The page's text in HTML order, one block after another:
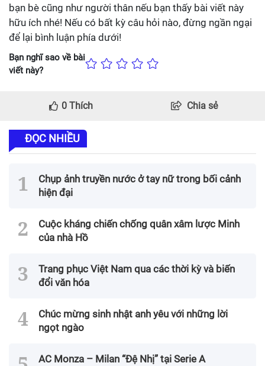
bạn bè cũng như người thân nếu bạn thấy bài viết này
hữu ích nhé! Nếu có bất kỳ câu hỏi nào, đừng ngần ngại
để lại bình luận phía dưới!
Bạn nghĩ sao về bài
viết này?
0 Thích Chia sẻ
ĐỌC NHIỀU
Chụp ảnh truyền nước ở tay nữ trong bối cảnh
hiện đại
Cuộc kháng chiến chống quân xâm lược Minh
của nhà Hồ
Trang phục Việt Nam qua các thời kỳ và biến
đổi văn hóa
Chúc mừng sinh nhật anh yêu với những lời
ngọt ngào
AC Monza – Milan “Đệ Nhị” tại Serie A